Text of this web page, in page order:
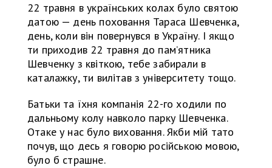
22 травня в українських колах було святою
датою — день поховання Тараса Шевченка,
день, коли він повернувся в Україну. І якщо
ти приходив 22 травня до пам’ятника
Шевченку з квіткою, тебе забирали в
каталажку, ти вилітав з університету тощо.
Батьки та їхня компанія 22-го ходили по
дальньому колу навколо парку Шевченка.
Отаке у нас було виховання. Якби мій тато
почув, що десь я говорю російською мовою,
було б страшне.